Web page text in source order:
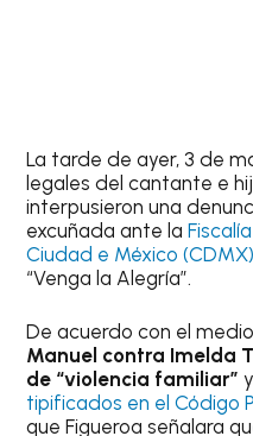
La tarde de ayer, 3 de
legales del cantante e
interpusieron una
excuñada ante la
Ciudad e México
“Venga la Alegría”.
De acuerdo con el
Manuel contra Imelda
de “violencia familiar”
tipificados en el Código
que Figueroa señalara